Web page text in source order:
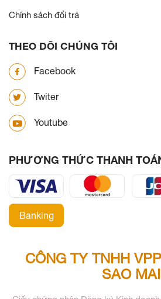
Chính sách đổi trả
THEO DÕI CHÚNG TÔI
Facebook
Twiter
Youtube
PHƯƠNG THỨC THANH
Banking
CÔNG TY TNHH
SAO MAI